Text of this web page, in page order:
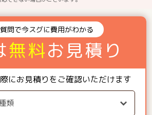
問で今スグに費用がわかる
無料お見積り
にお見積りをご確認いただけます